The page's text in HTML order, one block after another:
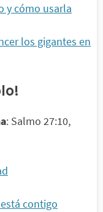
y cómo usarla
los gigantes en
: Salmo 27:10,
contigo